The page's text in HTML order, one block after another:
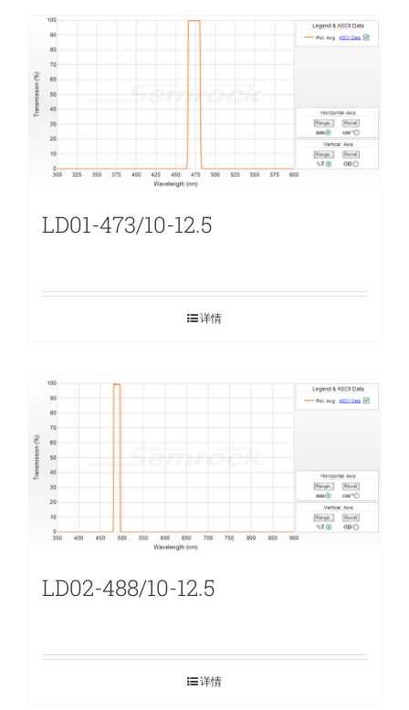
LD01-473/10-12.5
详情
LD02-488/10-12.5
详情